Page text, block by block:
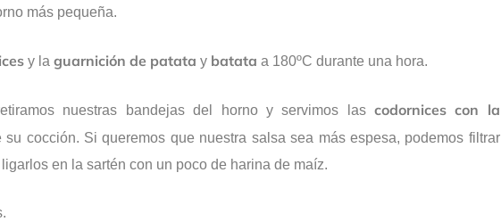
más pequeña.
y la guarnición de patata y batata a 180ºC durante una hora.
nuestras bandejas del horno y servimos lascodornices con la
cocción. Si queremos que nuestra salsa sea más espesa, podemos filtrar
en la sartén con un poco de harina de maíz.